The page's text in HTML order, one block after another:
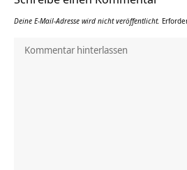
Deine E-Mail-Adresse wird nicht veröffentlicht.